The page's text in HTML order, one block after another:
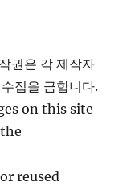
권은 각 제작자
집을 금합니다.
on this site
reused